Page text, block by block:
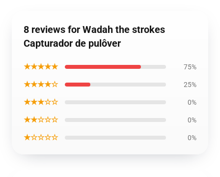
8 reviews for Wadah the strokes
Capturador de pulôver
★★★★★ 75%
★★★★☆ 25%
★★★☆☆ 0%
★★☆☆☆ 0%
★☆☆☆☆ 0%